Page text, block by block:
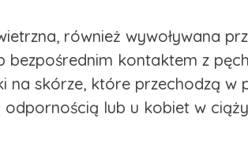
również wywoływana
kontaktem z
skórze, które przechodzą w
lub u kobiet w